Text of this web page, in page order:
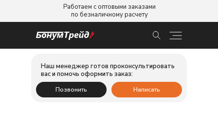
Работаем с оптовыми заказами
по безналичному расчету
Позвонить
Наш менеджер готов проконсультировать
вас и помочь оформить заказ:
Написать